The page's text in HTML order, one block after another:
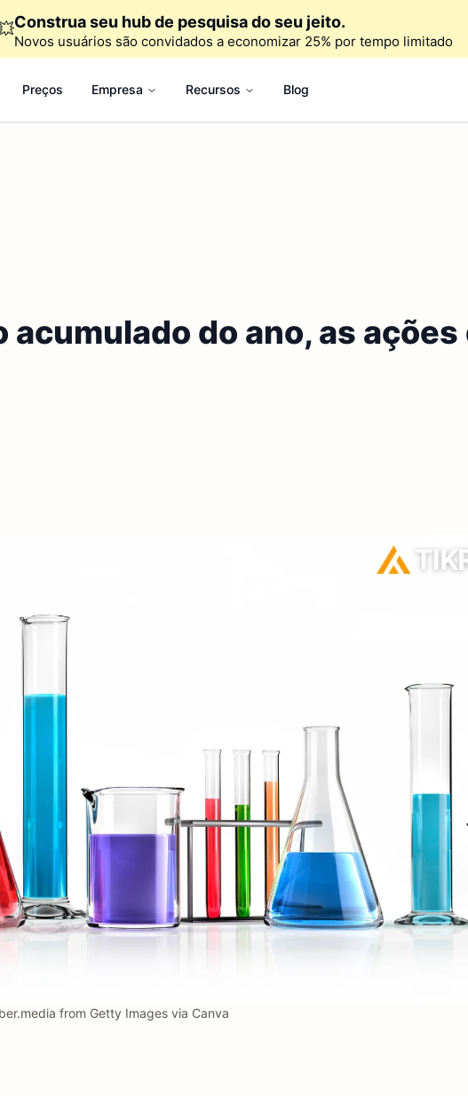
Construa seu hub de pesquisa do seu jeito.
Novos usuários são convidados a economizar 25% por tempo limitado
Preços Empresa Recursos Blog
acumulado do ano, as ações
from Getty Images via Canva